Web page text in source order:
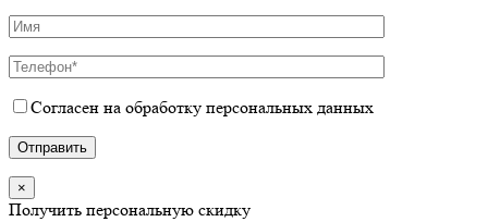
Согласен на обработку персональных данных
×
Получить персональную скидку